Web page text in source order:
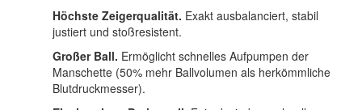
Höchste Zeigerqualität. Exakt ausbalanciert, stabil
justiert und stoßresistent.
Großer Ball. Ermöglicht schnelles Aufpumpen der
Manschette (50% mehr Ballvolumen als herkömmliche
Blutdruckmesser).